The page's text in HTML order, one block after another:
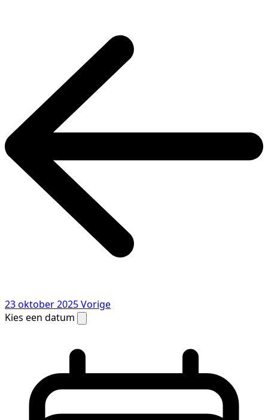
23 oktober 2025Vorige
Kies een datum